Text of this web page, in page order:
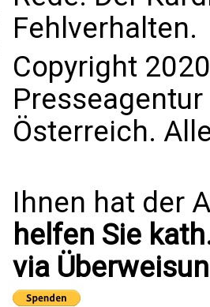
Fehlverhalten.
Copyright
Presseagentur
Österreich.
Ihnen hat der
helfen Sie
via